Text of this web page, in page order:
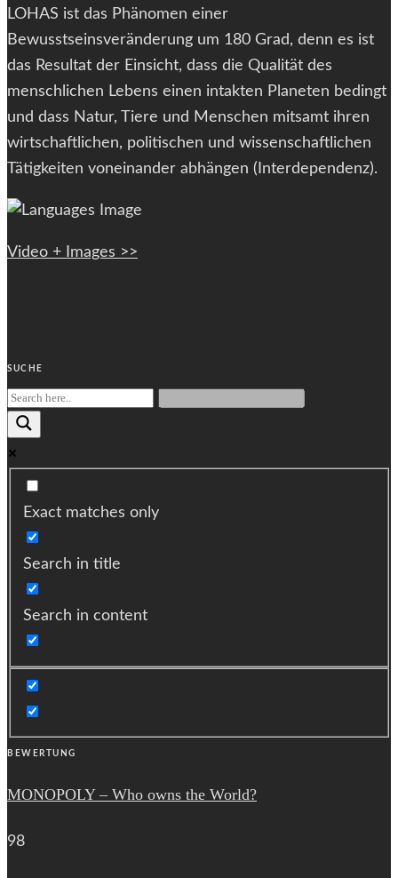
LOHAS ist das Phänomen einer
Bewusstseinsveränderung um 180 Grad, denn es ist
das Resultat der Einsicht, dass die Qualität des
menschlichen Lebens einen intakten Planeten bedingt
und dass Natur, Tiere und Menschen mitsamt ihren
wirtschaftlichen, politischen und wissenschaftlichen
Tätigkeiten voneinander abhängen (Interdependenz).
Video + Images >>
SUCHE
Exact matches only
Search in title
Search in content
BEWERTUNG
MONOPOLY – Who owns the World?
98